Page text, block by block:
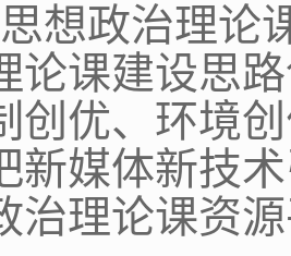
想政治理论
论课建设思
创优、环境
新媒体新技
治理论课资